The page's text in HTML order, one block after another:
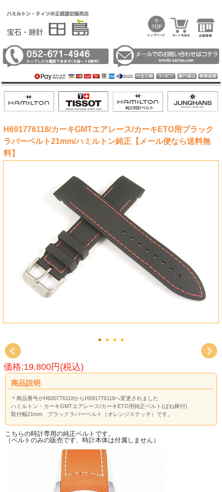
H691776118/カーキGMTエアレース/カーキETO用ブラック
ラバーベルト21mm/ハミルトン純正【メール便なら送料無
料】
価格:19,800円(税込)
商品説明
＊商品番号がH600776118からH691776118へ変更されました
ハミルトン・カーキGMTエアレース/カーキETO用純正ベルト(ばね棒付)
取付幅21mm、ブラックラバーベルト（オレンジステッチ）です。
こちらの時計専用の純正ベルトです。
（ベルトのみの販売です、時計本体は付属しません）